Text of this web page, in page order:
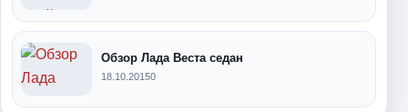
Обзор Лада Веста седан
18.10.20150